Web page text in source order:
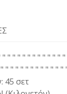
" " " " " " " " " " "
" " " " " " " " " " " "
45 σετ